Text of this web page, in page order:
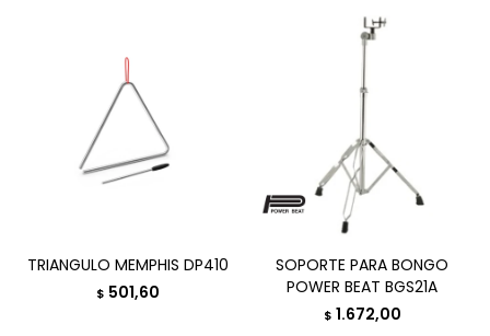
TRIANGULO MEMPHIS DP410
$ 501,60
SOPORTE PARA BONGO
POWER BEAT BGS21A
$ 1.672,00